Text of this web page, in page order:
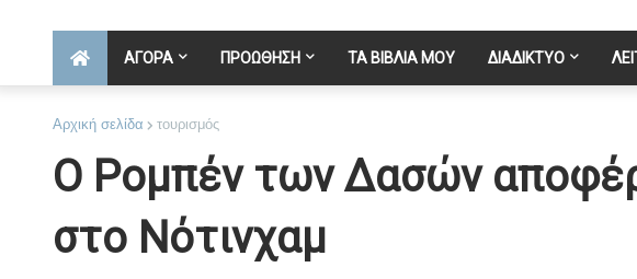
ΑΓΟΡΑ ΠΡΟΩΘΗΣΗ ΤΑ ΒΙΒΛΙΑ ΜΟΥ ΔΙΑΔΙΚΤΥΟ
Αρχική σελίδα τουρισμός
Ο Ρομπέν των Δασών
στο Νότινχαμ